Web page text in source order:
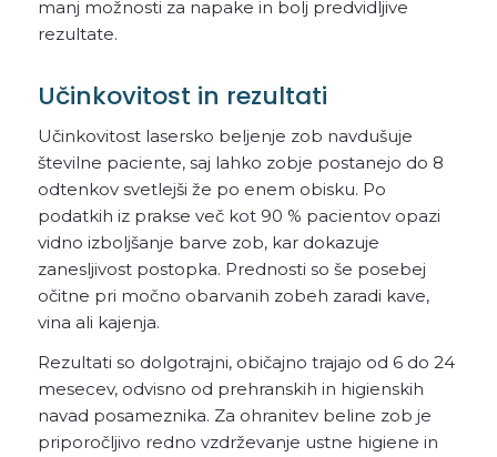
manj možnosti za napake in bolj predvidljive
rezultate.
Učinkovitost in rezultati
Učinkovitost lasersko beljenje zob navdušuje
številne paciente, saj lahko zobje postanejo do 8
odtenkov svetlejši že po enem obisku. Po
podatkih iz prakse več kot 90 % pacientov opazi
vidno izboljšanje barve zob, kar dokazuje
zanesljivost postopka. Prednosti so še posebej
očitne pri močno obarvanih zobeh zaradi kave,
vina ali kajenja.
Rezultati so dolgotrajni, običajno trajajo od 6 do 24
mesecev, odvisno od prehranskih in higienskih
navad posameznika. Za ohranitev beline zob je
priporočljivo redno vzdrževanje ustne higiene in